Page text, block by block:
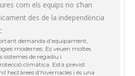
com els equips no s’han
des de la independència
demanda d’equipament,
modernes. Es veuen moltes
de regadiu i
climàtica. Està previst
hectàrees d’hivernacles i és una